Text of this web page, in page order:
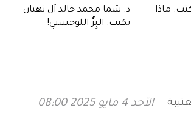
ماذا
د. شما محمد خالد آل نهيان
تكتب: البِرُّ اللوجستي!
الأحد 4 مايو 2025 08:00